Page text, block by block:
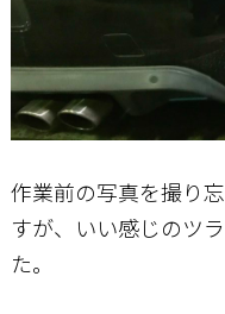
作業前の写真を撮り
すが、いい感じのツ
た。